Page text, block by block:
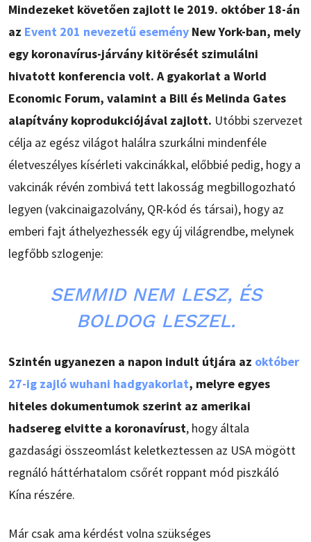
Mindezeket követően zajlott le 2019. október 18-án
az Event 201 nevezetű esemény New York-ban, mely
egy koronavírus-járvány kitörését szimulálni
hivatott konferencia volt. A gyakorlat a World
Economic Forum, valamint a Bill és Melinda Gates
alapítvány koprodukciójával zajlott. Utóbbi szervezet
célja az egész világot halálra szurkálni mindenféle
életveszélyes kísérleti vakcinákkal, előbbié pedig, hogy a
vakcinák révén zombivá tett lakosság megbillogozható
legyen (vakcinaigazolvány, QR-kód és társai), hogy az
emberi fajt áthelyezhessék egy új világrendbe, melynek
legfőbb szlogenje:
SEMMID NEM LESZ, ÉS
BOLDOG LESZEL.
Szintén ugyanezen a napon indult útjára az október
27-ig zajló wuhani hadgyakorlat, melyre egyes
hiteles dokumentumok szerint az amerikai
hadsereg elvitte a koronavírust, hogy általa
gazdasági összeomlást keletkeztessen az USA mögött
regnáló háttérhatalom csőrét roppant mód piszkáló
Kína részére.
Már csak ama kérdést volna szükséges